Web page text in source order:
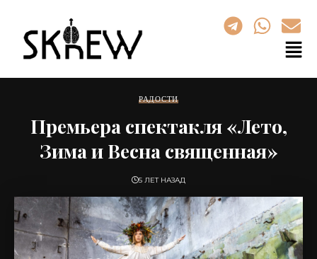
РАДОСТИ
Премьера cпектакля «Лето,
Зима и Весна священная»
5 ЛЕТ НАЗАД